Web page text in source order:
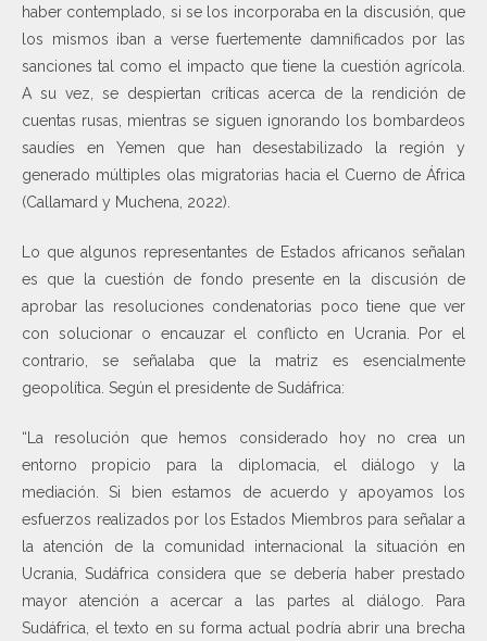
haber contemplado, si se los incorporaba en la discusión, que
los mismos iban a verse fuertemente damnificados por las
sanciones tal como el impacto que tiene la cuestión agrícola.
A su vez, se despiertan críticas acerca de la rendición de
cuentas rusas, mientras se siguen ignorando los bombardeos
saudíes en Yemen que han desestabilizado la región y
generado múltiples olas migratorias hacia el Cuerno de África
(Callamard y Muchena, 2022).
Lo que algunos representantes de Estados africanos señalan
es que la cuestión de fondo presente en la discusión de
aprobar las resoluciones condenatorias poco tiene que ver
con solucionar o encauzar el conflicto en Ucrania. Por el
contrario, se señalaba que la matriz es esencialmente
geopolítica. Según el presidente de Sudáfrica:
“La resolución que hemos considerado hoy no crea un
entorno propicio para la diplomacia, el diálogo y la
mediación. Si bien estamos de acuerdo y apoyamos los
esfuerzos realizados por los Estados Miembros para señalar a
la atención de la comunidad internacional la situación en
Ucrania, Sudáfrica considera que se debería haber prestado
mayor atención a acercar a las partes al diálogo. Para
Sudáfrica, el texto en su forma actual podría abrir una brecha